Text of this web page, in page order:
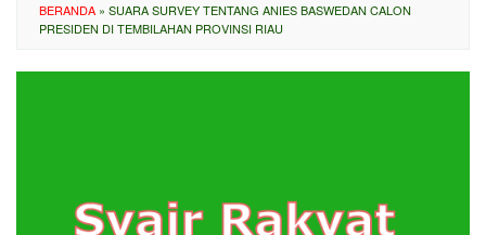
BERANDA » SUARA SURVEY TENTANG ANIES BASWEDAN CALON
PRESIDEN DI TEMBILAHAN PROVINSI RIAU